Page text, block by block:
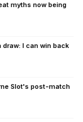
myths now being
draw: I can win back
Slot's post-match